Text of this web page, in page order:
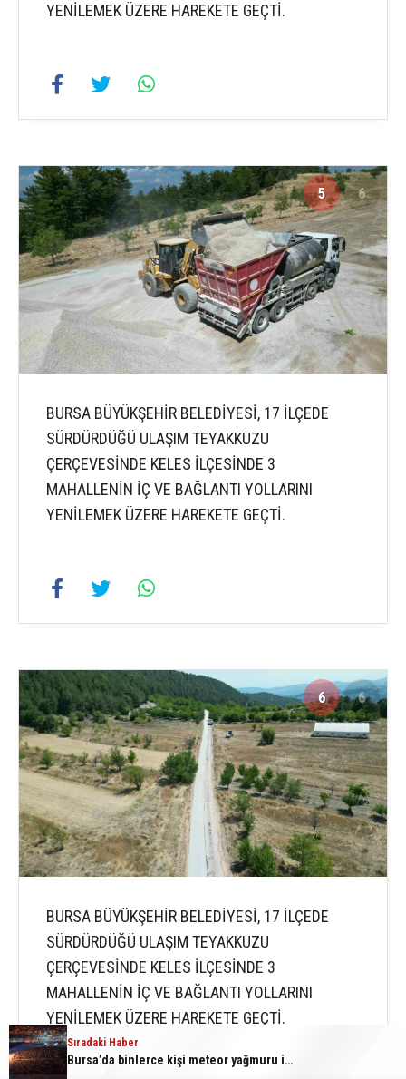
Sıradaki Haber
Kestel’de yollar yenilenip genişletiliyor
YENİLEMEK ÜZERE HAREKETE GEÇTİ.
5 6
BURSA BÜYÜKŞEHİR BELEDİYESİ, 17 İLÇEDE
SÜRDÜRDÜĞÜ ULAŞIM TEYAKKUZU
ÇERÇEVESİNDE KELES İLÇESİNDE 3
MAHALLENİN İÇ VE BAĞLANTI YOLLARINI
YENİLEMEK ÜZERE HAREKETE GEÇTİ.
6 6
BURSA BÜYÜKŞEHİR BELEDİYESİ, 17 İLÇEDE
SÜRDÜRDÜĞÜ ULAŞIM TEYAKKUZU
ÇERÇEVESİNDE KELES İLÇESİNDE 3
MAHALLENİN İÇ VE BAĞLANTI YOLLARINI
YENİLEMEK ÜZERE HAREKETE GEÇTİ.
Sıradaki Haber
Bursa’da binlerce kişi meteor yağmuru için bir araya geldi